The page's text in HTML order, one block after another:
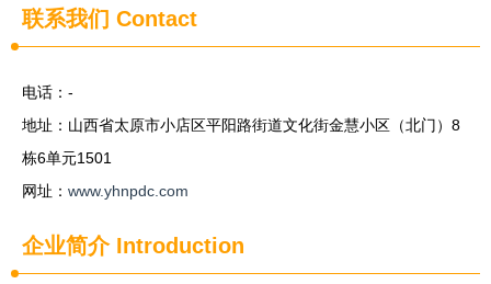
联系我们 Contact
电话：-
地址：山西省太原市小店区平阳路街道文化街金慧小区（北门）8
栋6单元1501
网址： www.yhnpdc.com
企业简介Introduction